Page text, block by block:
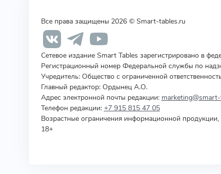
Все права защищены 2026 © Smart-tables.ru
Сетевое издание Smart Tables зарегистрировано в
Регистрационный номер Федеральной службы по
Учредитель: Общество с ограниченной
Главный редактор: Ордынец А.О.
Адрес электронной почты редакции:
Телефон редакции: +7 915 815 47 05
Возрастные ограничения информационной
18+